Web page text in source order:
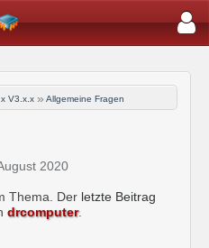
V3.x.x Allgemeine Fragen
2020
Thema. Der letzte Beitrag
drcomputer.